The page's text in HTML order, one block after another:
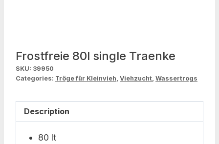
Frostfreie 80l single Traenke
SKU: 39950
Categories: Tröge für Kleinvieh, Viehzucht, Wassertrogs
Description
80 lt